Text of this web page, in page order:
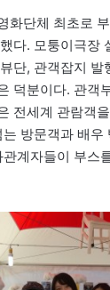
화단체 최초로
다. 모퉁이극장
단, 관객잡지 발
덕분이다. 관객
전세계 관람객
방문객과 배우
계자들이 부스